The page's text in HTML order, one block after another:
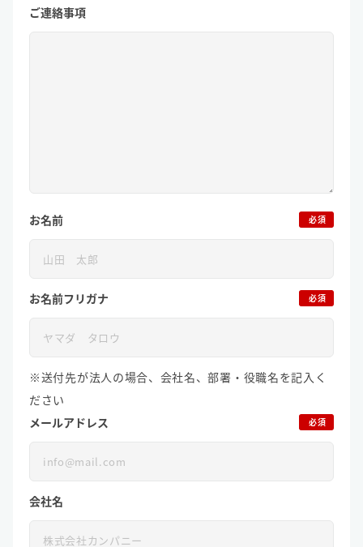
ご連絡事項
お名前 必須
お名前フリガナ 必須
※送付先が法人の場合、会社名、部署・役職名を記入く
ださい
メールアドレス
必須
会社名